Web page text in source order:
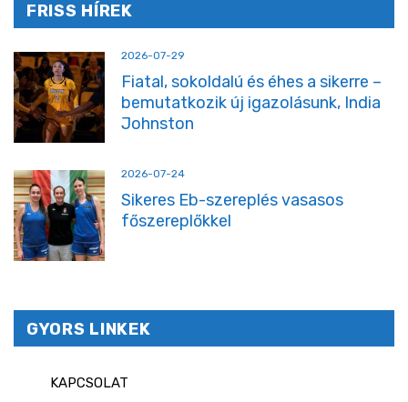
FRISS HÍREK
2026-07-29
Fiatal, sokoldalú és éhes a sikerre –
bemutatkozik új igazolásunk, India
Johnston
2026-07-24
Sikeres Eb-szereplés vasasos
főszereplőkkel
GYORS LINKEK
KAPCSOLAT